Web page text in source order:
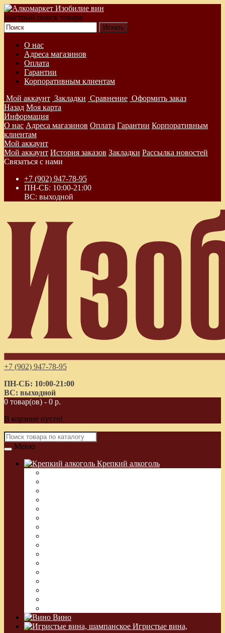
Быстрый поиск товара
О нас
Адреса магазинов
Оплата
Гарантии
Корпоративным клиентам
Мой аккаунт Закладки Сравнение Оформить заказ
Назад Моя карта
Информация
О нас Адреса магазинов Оплата Гарантии Корпоративным
клиентам
Мой аккаунт
Мой аккаунт История заказов Закладки Рассылка новостей
Связаться с нами
+7 (902) 947-78-95
ПН-СБ: 10:00-21:00
ВС: выходной
+7 (902) 947-78-95
ПН-СБ: 10:00-21:00
ВС: выходной
0 товар(ов) - 0 р.
В корзине пусто!
Меню
Крепкий алкоголь
Вино
Игристые вина,